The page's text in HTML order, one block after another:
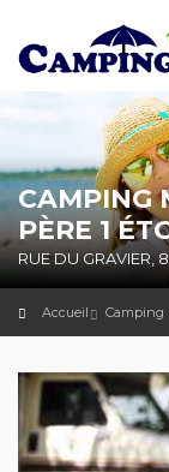
CAMPING
PÈRE 1
RUE DU GRAVIER,
Accueil Camping